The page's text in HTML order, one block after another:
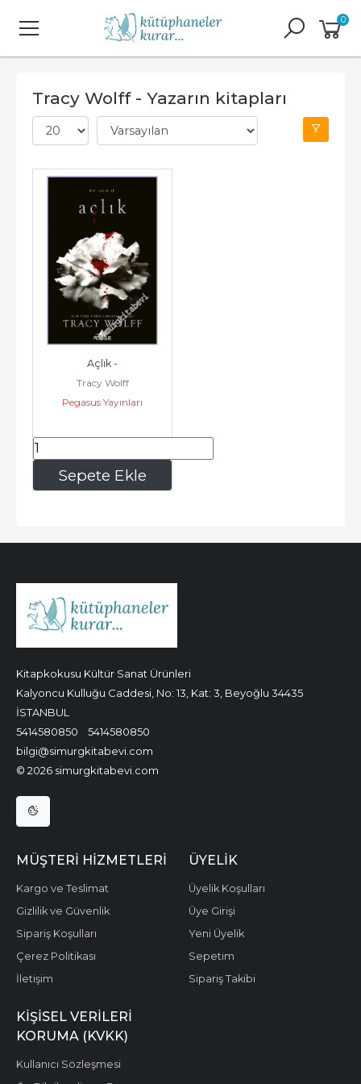
0
Tracy Wolff - Yazarın kitapları
Sepete Ekle
Açlık -
Tracy Wolff
Pegasus Yayınları
455,00
Kitapkokusu Kültür Sanat Ürünleri
Kalyoncu Kulluğu Caddesi, No: 13, Kat: 3, Beyoğlu 34435
İSTANBUL
5414580850
5414580850
bilgi@simurgkitabevi.com
© 2026 simurgkitabevi.com
MÜŞTERI HIZMETLERI
Kargo ve Teslimat
Gizlilik ve Güvenlik
Sipariş Koşulları
Çerez Politikası
İletişim
ÜYELIK
Üyelik Koşulları
Üye Girişi
Yeni Üyelik
Sepetim
Sipariş Takibi
KIŞISEL VERILERI
KORUMA (KVKK)
Kullanıcı Sözleşmesi